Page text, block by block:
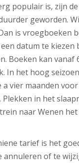
populair is, zijn
geworden.
is vroegboeken
datum te kiezen
Boeken kan vanaf
In het hoog
a vier maanden
Plekken in het
naar Wenen
tarief is het
annuleren of te